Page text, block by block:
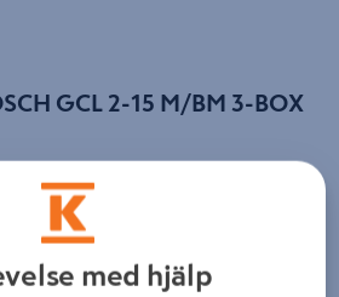
GCL 2-15 M/BM 3-BOX
med hjälp